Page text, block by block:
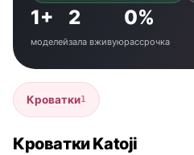
1+
моделей
2
зала вживую
0%
рассрочка
Кроватки1
Кроватки Katoji